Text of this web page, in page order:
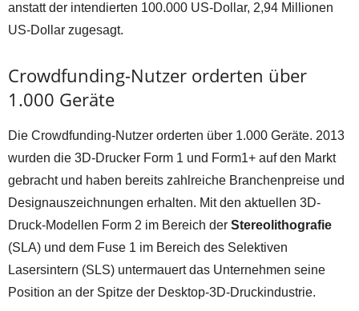
anstatt der intendierten 100.000 US-Dollar, 2,94 Millionen
US-Dollar zugesagt.
Crowdfunding-Nutzer orderten über
1.000 Geräte
Die Crowdfunding-Nutzer orderten über 1.000 Geräte. 2013
wurden die 3D-Drucker Form 1 und Form1+ auf den Markt
gebracht und haben bereits zahlreiche Branchenpreise und
Designauszeichnungen erhalten. Mit den aktuellen 3D-
Druck-Modellen Form 2 im Bereich der Stereolithografie
(SLA) und dem Fuse 1 im Bereich des Selektiven
Lasersintern (SLS) untermauert das Unternehmen seine
Position an der Spitze der Desktop-3D-Druckindustrie.